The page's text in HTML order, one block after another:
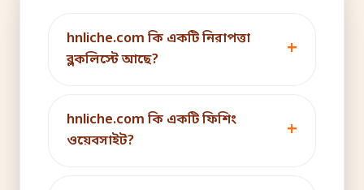
hnliche.com কি একটি নিরাপত্তা
ব্লকলিস্টে আছে?
hnliche.com কি একটি ফিশিং
ওয়েবসাইট?